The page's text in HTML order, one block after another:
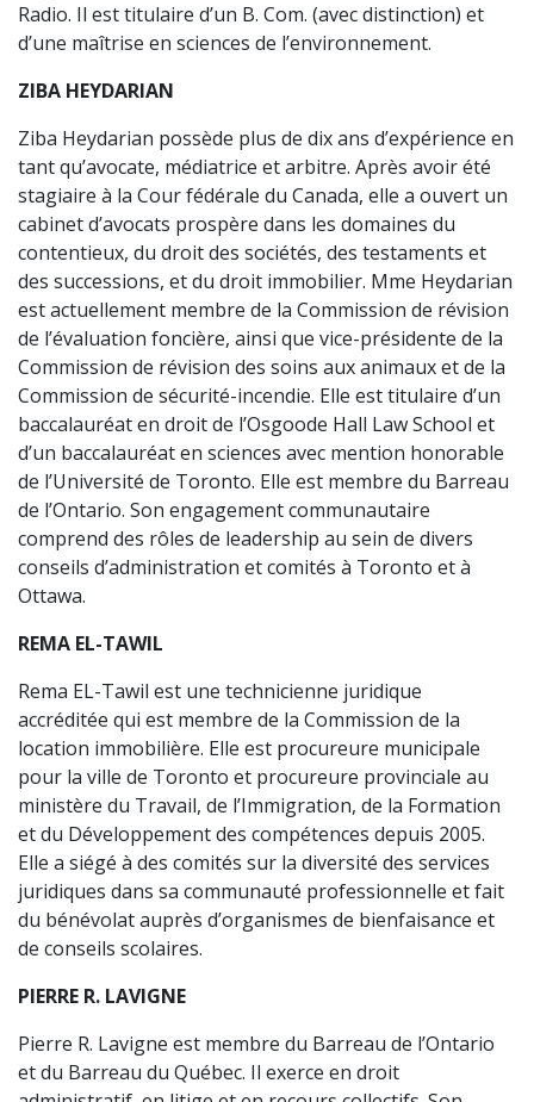
Radio. Il est titulaire d’un B. Com. (avec distinction) et
d’une maîtrise en sciences de l’environnement.
ZIBA HEYDARIAN
Ziba Heydarian possède plus de dix ans d’expérience en
tant qu’avocate, médiatrice et arbitre. Après avoir été
stagiaire à la Cour fédérale du Canada, elle a ouvert un
cabinet d’avocats prospère dans les domaines du
contentieux, du droit des sociétés, des testaments et
des successions, et du droit immobilier. Mme Heydarian
est actuellement membre de la Commission de révision
de l’évaluation foncière, ainsi que vice-présidente de la
Commission de révision des soins aux animaux et de la
Commission de sécurité-incendie. Elle est titulaire d’un
baccalauréat en droit de l’Osgoode Hall Law School et
d’un baccalauréat en sciences avec mention honorable
de l’Université de Toronto. Elle est membre du Barreau
de l’Ontario. Son engagement communautaire
comprend des rôles de leadership au sein de divers
conseils d’administration et comités à Toronto et à
Ottawa.
REMA EL-TAWIL
Rema EL-Tawil est une technicienne juridique
accréditée qui est membre de la Commission de la
location immobilière. Elle est procureure municipale
pour la ville de Toronto et procureure provinciale au
ministère du Travail, de l’Immigration, de la Formation
et du Développement des compétences depuis 2005.
Elle a siégé à des comités sur la diversité des services
juridiques dans sa communauté professionnelle et fait
du bénévolat auprès d’organismes de bienfaisance et
de conseils scolaires.
PIERRE R. LAVIGNE
Pierre R. Lavigne est membre du Barreau de l’Ontario
et du Barreau du Québec. Il exerce en droit